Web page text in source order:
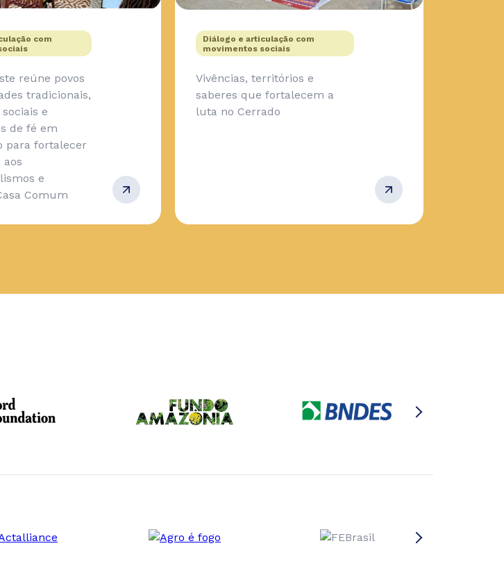
com
reúne povos
tradicionais,
e
de fé em
para fortalecer
aos
e
Comum
Diálogo e articulação com
movimentos sociais
Vivências, territórios e
saberes que fortalecem a
luta no Cerrado